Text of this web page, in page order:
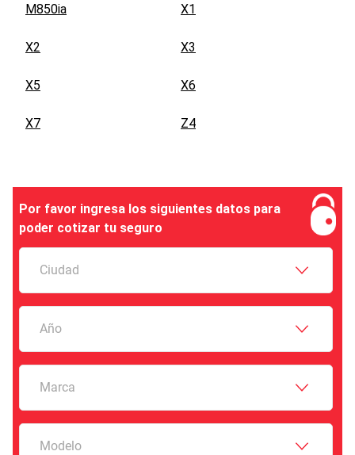
M850ia X1
X2 X3
X5 X6
X7 Z4
Por favor ingresa los siguientes datos para
poder cotizar tu seguro
Ciudad
Año
Marca
Modelo